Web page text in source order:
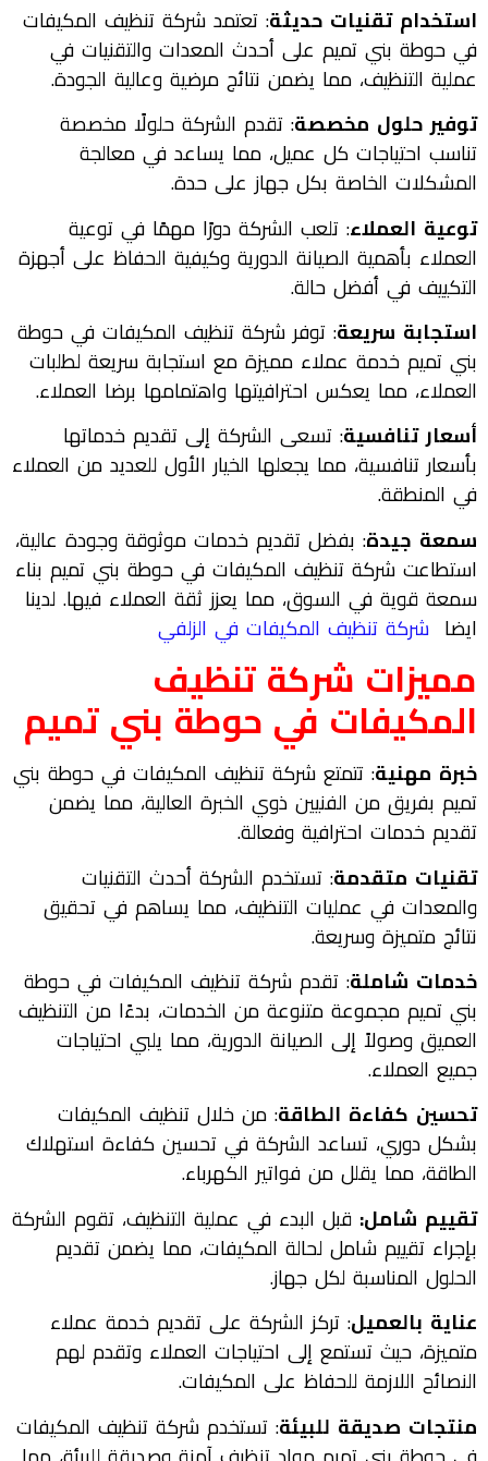
استخدام تقنيات حديثة: تعتمد شركة تنظيف المكيفات
في حوطة بني تميم على أحدث المعدات والتقنيات في
عملية التنظيف، مما يضمن نتائج مرضية وعالية الجودة.
توفير حلول مخصصة: تقدم الشركة حلولًا مخصصة
تناسب احتياجات كل عميل، مما يساعد في معالجة
المشكلات الخاصة بكل جهاز على حدة.
توعية العملاء: تلعب الشركة دورًا مهمًا في توعية
العملاء بأهمية الصيانة الدورية وكيفية الحفاظ على أجهزة
التكييف في أفضل حالة.
استجابة سريعة: توفر شركة تنظيف المكيفات في حوطة
بني تميم خدمة عملاء مميزة مع استجابة سريعة لطلبات
العملاء، مما يعكس احترافيتها واهتمامها برضا العملاء.
أسعار تنافسية: تسعى الشركة إلى تقديم خدماتها
بأسعار تنافسية، مما يجعلها الخيار الأول للعديد من العملاء
في المنطقة.
سمعة جيدة: بفضل تقديم خدمات موثوقة وجودة عالية،
استطاعت شركة تنظيف المكيفات في حوطة بني تميم بناء
سمعة قوية في السوق، مما يعزز ثقة العملاء فيها. لدينا
ايضا شركة تنظيف المكيفات في الزلفي
مميزات شركة تنظيف
المكيفات في حوطة بني تميم
خبرة مهنية: تتمتع شركة تنظيف المكيفات في حوطة بني
تميم بفريق من الفنيين ذوي الخبرة العالية، مما يضمن
تقديم خدمات احترافية وفعالة.
تقنيات متقدمة: تستخدم الشركة أحدث التقنيات
والمعدات في عمليات التنظيف، مما يساهم في تحقيق
نتائج متميزة وسريعة.
خدمات شاملة: تقدم شركة تنظيف المكيفات في حوطة
بني تميم مجموعة متنوعة من الخدمات، بدءًا من التنظيف
العميق وصولاً إلى الصيانة الدورية، مما يلبي احتياجات
جميع العملاء.
تحسين كفاءة الطاقة: من خلال تنظيف المكيفات
بشكل دوري، تساعد الشركة في تحسين كفاءة استهلاك
الطاقة، مما يقلل من فواتير الكهرباء.
تقييم شامل: قبل البدء في عملية التنظيف، تقوم الشركة
بإجراء تقييم شامل لحالة المكيفات، مما يضمن تقديم
الحلول المناسبة لكل جهاز.
عناية بالعميل: تركز الشركة على تقديم خدمة عملاء
متميزة، حيث تستمع إلى احتياجات العملاء وتقدم لهم
النصائح اللازمة للحفاظ على المكيفات.
منتجات صديقة للبيئة: تستخدم شركة تنظيف المكيفات